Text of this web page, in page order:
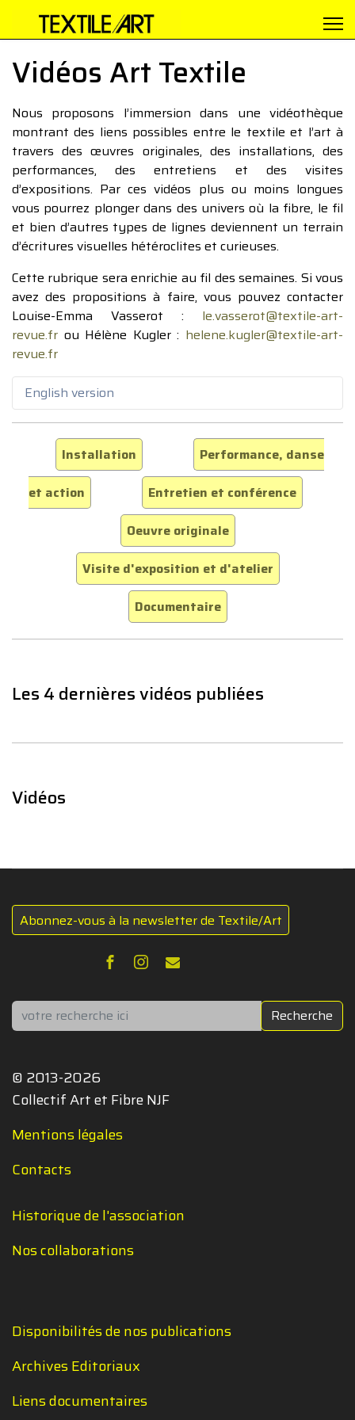
Vidéos Art Textile
Nous proposons l’immersion dans une vidéothèque
montrant des liens possibles entre le textile et l’art à
travers des œuvres originales, des installations, des
performances, des entretiens et des visites
d’expositions. Par ces vidéos plus ou moins longues
vous pourrez plonger dans des univers où la fibre, le fil
et bien d’autres types de lignes deviennent un terrain
d’écritures visuelles hétéroclites et curieuses.
Cette rubrique sera enrichie au fil des semaines. Si vous
avez des propositions à faire, vous pouvez contacter
Louise-Emma Vasserot : le.vasserot@textile-art-
revue.fr ou Hélène Kugler : helene.kugler@textile-art-
revue.fr
English version
Installation
Performance, danse
et action
Entretien et conférence
Oeuvre originale
Visite d'exposition et d'atelier
Documentaire
Les 4 dernières vidéos publiées
Vidéos
Abonnez-vous à la newsletter de Textile/Art
Rechercher Recherche
© 2013-2026
Collectif Art et Fibre NJF
Mentions légales
Contacts
Historique de l'association
Nos collaborations
Disponibilités de nos publications
Archives Editoriaux
Liens documentaires